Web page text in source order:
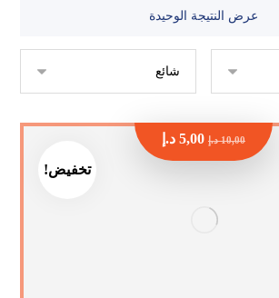
عرض النتيجة الوحيدة
تخفيض!
10,00 د.إ 5,00 د.إ